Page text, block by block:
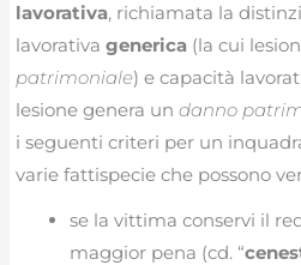
lavorativa, richiamata la
lavorativagenerica (la cui
patrimoniale) e capacità
lesione genera undanno
i seguenti criteri per un
varie fattispecie che possono
se la vittima conservi il
maggior pena (cd. “